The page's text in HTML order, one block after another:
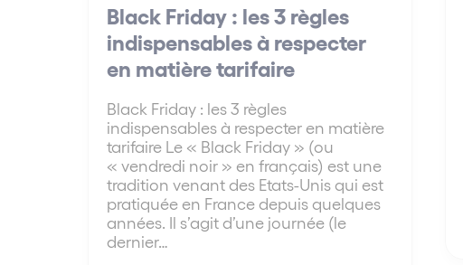
Black Friday : les 3 règles
indispensables à respecter
en matière tarifaire
Black Friday : les 3 règles
indispensables à respecter en matière
tarifaire Le « Black Friday » (ou
« vendredi noir » en français) est une
tradition venant des Etats-Unis qui est
pratiquée en France depuis quelques
années. Il s’agit d’une journée (le
dernier…